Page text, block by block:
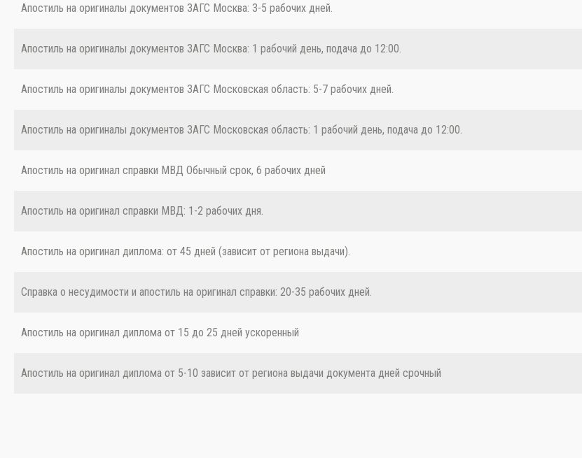
Апостиль на оригиналы документов ЗАГС Москва: 3-5 рабочих дней.
Апостиль на оригиналы документов ЗАГС Москва: 1 рабочий день, подача до 12:00.
Апостиль на оригиналы документов ЗАГС Московская область: 5-7 рабочих дней.
Апостиль на оригиналы документов ЗАГС Московская область: 1 рабочий день, подача до 12:00.
Апостиль на оригинал справки МВД Обычный срок, 6 рабочих дней
Апостиль на оригинал справки МВД: 1-2 рабочих дня.
Апостиль на оригинал диплома: от 45 дней (зависит от региона выдачи).
Справка о несудимости и апостиль на оригинал справки: 20-35 рабочих дней.
Апостиль на оригинал диплома от 15 до 25 дней ускоренный
Апостиль на оригинал диплома от 5-10 зависит от региона выдачи документа дней срочный